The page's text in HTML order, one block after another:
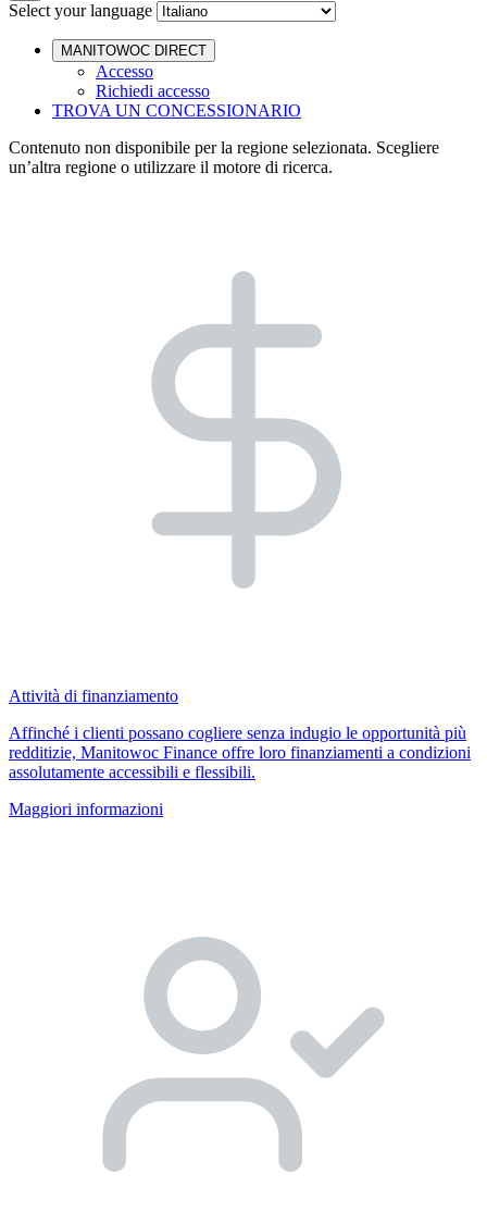
Select your language
MANITOWOC DIRECT
Accesso
Richiedi accesso
TROVA UN CONCESSIONARIO
Contenuto non disponibile per la regione selezionata. Scegliere
un’altra regione o utilizzare il motore di ricerca.
Attività di finanziamento
Affinché i clienti possano cogliere senza indugio le opportunità più
redditizie, Manitowoc Finance offre loro finanziamenti a condizioni
assolutamente accessibili e flessibili.
Maggiori informazioni